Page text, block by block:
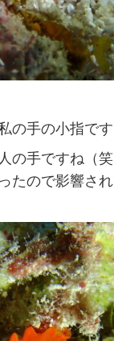
の手の小指です
の手ですね（
たので影響さ